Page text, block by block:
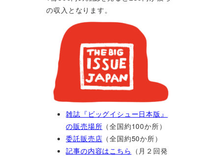
の収入となります。
雑誌『ビッグイシュー日本版』
の販売場所 （全国約100か所）
委託販売店 （全国約50か所）
記事の内容はこちら （月２回発